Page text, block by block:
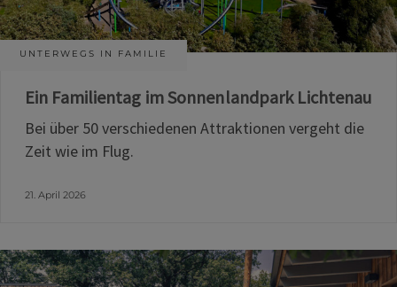
UNTERWEGS IN FAMILIE
Ein Familientag im Sonnenlandpark Lichtenau
Bei über 50 verschiedenen Attraktionen vergeht die
Zeit wie im Flug.
21. April 2026